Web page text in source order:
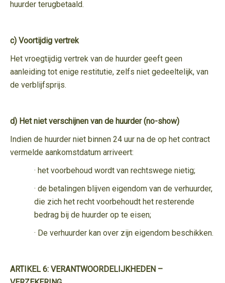
huurder terugbetaald.
c) Voortijdig vertrek
Het vroegtijdig vertrek van de huurder geeft geen
aanleiding tot enige restitutie, zelfs niet gedeeltelijk, van
de verblijfsprijs.
d) Het niet verschijnen van de huurder (no-show)
Indien de huurder niet binnen 24 uur na de op het contract
vermelde aankomstdatum arriveert:
· het voorbehoud wordt van rechtswege nietig;
· de betalingen blijven eigendom van de verhuurder,
die zich het recht voorbehoudt het resterende
bedrag bij de huurder op te eisen;
· De verhuurder kan over zijn eigendom beschikken.
ARTIKEL 6: VERANTWOORDELIJKHEDEN –